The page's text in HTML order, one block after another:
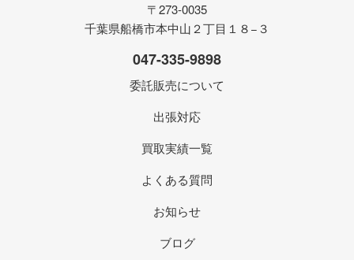
〒273-0035
千葉県船橋市本中山２丁目１８−３
047-335-9898
委託販売について
出張対応
買取実績一覧
よくある質問
お知らせ
ブログ